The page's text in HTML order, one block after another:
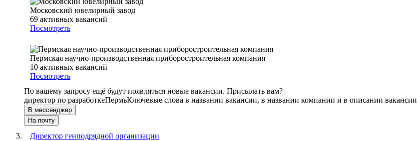
Московский ювелирный завод
69 активных вакансий
Посмотреть
Пермская научно-производственная приборостроительная компания
10 активных вакансий
Посмотреть
По вашему запросу ещё будут появляться новые вакансии. Присылать вам?
директор по разработкеПермьКлючевые слова в названии вакансии, в названии компании и в описании вакансии
В мессенджер
На почту
Директор генподрядной организации